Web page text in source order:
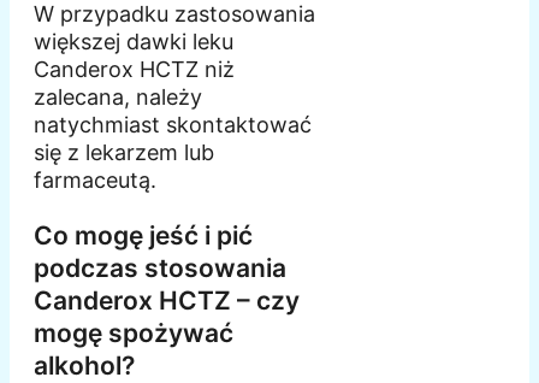
W przypadku zastosowania
większej dawki leku
Canderox HCTZ niż
zalecana, należy
natychmiast skontaktować
się z lekarzem lub
farmaceutą.
Co mogę jeść i pić
podczas stosowania
Canderox HCTZ – czy
mogę spożywać
alkohol?